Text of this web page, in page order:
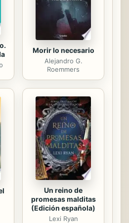
Morir lo necesario
Alejandro G.
Roemmers
Un reino de
promesas malditas
(Edición española)
Lexi Ryan